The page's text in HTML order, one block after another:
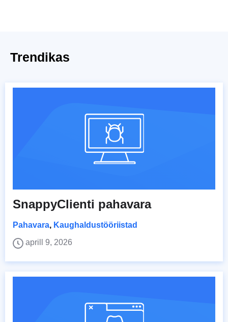
Trendikas
SnappyClienti pahavara
Pahavara, Kaughaldustööriistad
aprill 9, 2026